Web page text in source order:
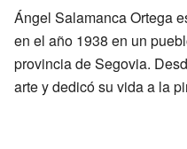
Ángel Salamanca Ortega
en el año 1938 en un
provincia de Segovia.
arte y dedicó su vida a la